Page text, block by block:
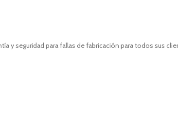
y seguridad para fallas de fabricación para todos sus